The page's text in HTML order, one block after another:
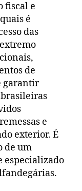
fiscal e
é
das
de
garantir
e
exterior. É
de um
especializado